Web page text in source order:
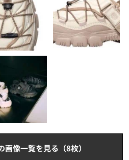
画像一覧を見る（8枚）